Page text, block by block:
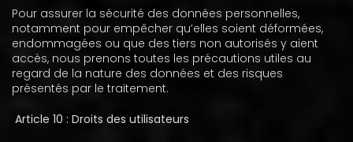
Pour assurer la sécurité des données personnelles,
notamment pour empêcher qu’elles soient déformées,
endommagées ou que des tiers non autorisés y aient
accès, nous prenons toutes les précautions utiles au
regard de la nature des données et des risques
présentés par le traitement.
Article 10 : Droits des utilisateurs